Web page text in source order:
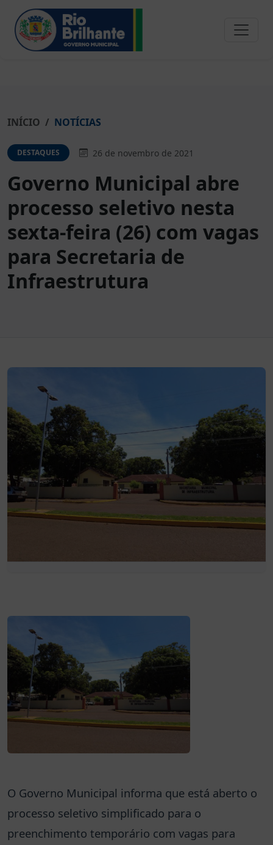
INÍCIO NOTÍCIAS
DESTAQUES 26 de novembro de 2021
Governo Municipal abre
processo seletivo nesta
sexta-feira (26) com vagas
para Secretaria de
Infraestrutura
O Governo Municipal informa que está aberto o
processo seletivo simplificado para o
preenchimento temporário com vagas para